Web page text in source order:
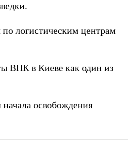
логистическим центрам
ВПК в Киеве как один из
освобождения